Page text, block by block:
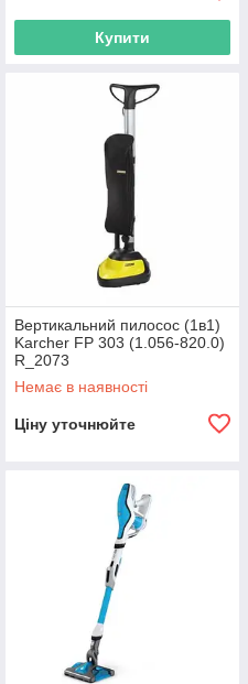
Купити
Вертикальний пилосос (1в1)
Karcher FP 303 (1.056-820.0)
R_2073
Немає в наявності
Ціну уточнюйте